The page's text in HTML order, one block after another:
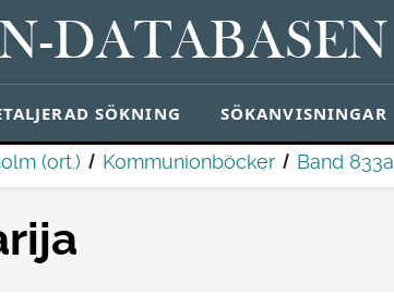
DATABASEN
SÖKNING SÖKANVISNINGAR
(ort.) Kommunionböcker Band 833a